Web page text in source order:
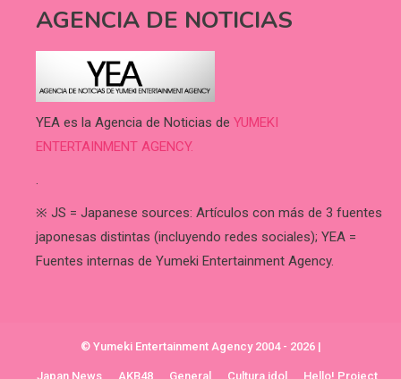
AGENCIA DE NOTICIAS
YEA es la Agencia de Noticias de YUMEKI
ENTERTAINMENT AGENCY.
.
※ JS = Japanese sources: Artículos con más de 3 fuentes
japonesas distintas (incluyendo redes sociales); YEA =
Fuentes internas de Yumeki Entertainment Agency.
© Yumeki Entertainment Agency 2004 - 2026 |
Japan News AKB48 General Cultura idol Hello! Project